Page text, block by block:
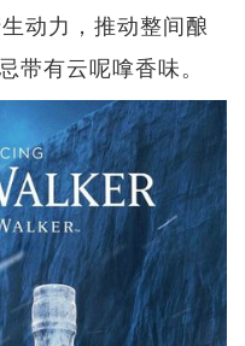
动力，推动整间酿
带有云呢嗱香味。